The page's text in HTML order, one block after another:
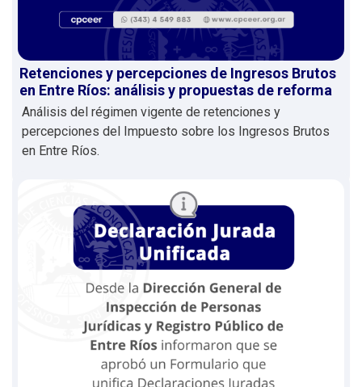
Retenciones y percepciones de Ingresos Brutos
en Entre Ríos: análisis y propuestas de reforma
Análisis del régimen vigente de retenciones y
percepciones del Impuesto sobre los Ingresos Brutos
en Entre Ríos.